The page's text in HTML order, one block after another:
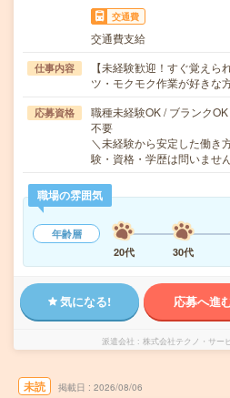
交通費
交通費支給
仕事内容
【未経験歓迎！すぐ覚えら
ツ・モクモク作業が好きな
応募資格
職種未経験OK / ブランク
不要
＼未経験から安定した働き
験・資格・学歴は問いま
職場の雰囲気
年齢層
20代
30代
気になる! 応募へ進
派遣会社 株式会社テクノ・サー
未読 掲載日 2026/08/06